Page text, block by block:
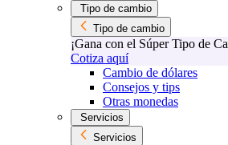
Tipo de cambio
Tipo de cambio
¡Gana con el Súper Tipo de
Cotiza aquí
Cambio de dólares
Consejos y tips
Otras monedas
Servicios
Servicios